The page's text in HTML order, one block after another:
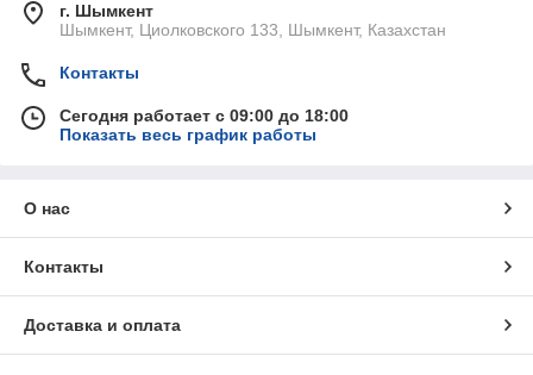
г. Шымкент
Шымкент, Циолковского 133, Шымкент, Казахстан
Контакты
Сегодня работает с 09:00 до 18:00
Показать весь график работы
О нас
Контакты
Доставка и оплата